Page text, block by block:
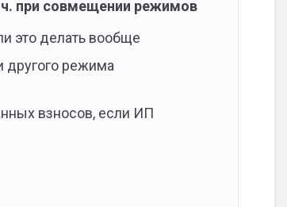
при совмещении режимов
это делать вообще
режима
взносов, если ИП